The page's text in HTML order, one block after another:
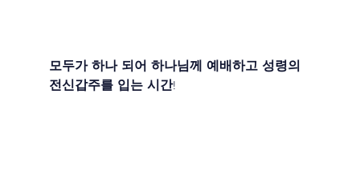
모두가 하나 되어 하나님께 예배하고 성령의
전신갑주를 입는 시간!